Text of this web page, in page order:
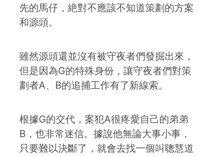
先的馬仔，絶對不應該不知道策劃的方案
和源頭。
雖然源頭還並沒有被守夜者們發掘出來，
但是因為G的特殊身份，讓守夜者們對策
劃者A、B的追捕工作有了新線索。
根據G的交代，案犯A很疼愛自己的弟弟
B，也非常迷信。據說他無論大事小事，
只要難以決斷了，就會去找一個叫聰慧道